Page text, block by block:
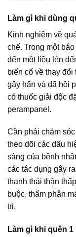
Làm gì khi dùng
Kinh nghiệm về
chế. Trong một
đến một liều lên
biến cố về thay
gây hấn và đã hồi
có thuốc giải độc
perampanel.
Cần phải chăm
theo dõi các dấu
sàng của bệnh
các tác dụng gây
thanh thải thận
buộc, thẩm phân
trị.
Làm gì khi quên 1